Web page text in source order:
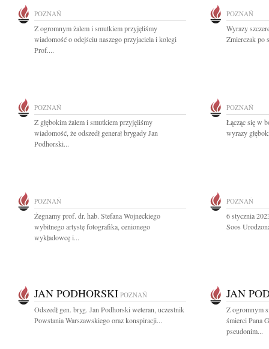
POZNAŃ
Z ogromnym żalem i smutkiem przyjęliśmy
wiadomość o odejściu naszego przyjaciela i kolegi
Prof....
POZNAŃ
Wyrazy
Zmierczak po
POZNAŃ
Z głębokim żalem i smutkiem przyjęliśmy
wiadomość, że odszedł generał brygady Jan
Podhorski...
POZNAŃ
Łącząc się w
wyrazy
POZNAŃ
Żegnamy prof. dr. hab. Stefana Wojneckiego
wybitnego artystę fotografika, cenionego
wykładowcę i...
POZNAŃ
6 stycznia
Soos
JAN PODHORSKI POZNAŃ
Odszedł gen. bryg. Jan Podhorski weteran, uczestnik
Powstania Warszawskiego oraz konspiracji...
JAN
Z ogromnym
śmierci Pana
pseudonim...